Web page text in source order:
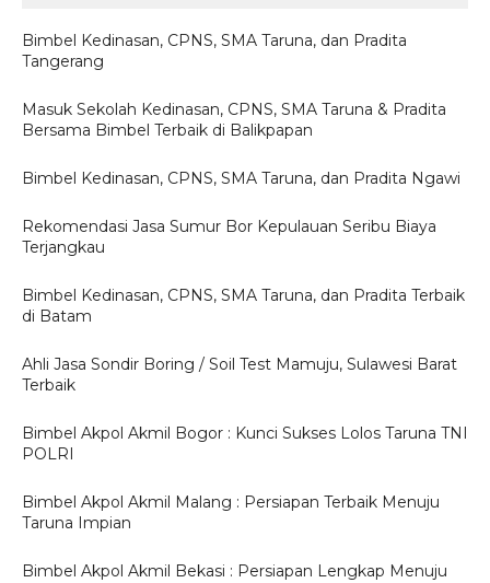
Bimbel Kedinasan, CPNS, SMA Taruna, dan Pradita
Tangerang
Masuk Sekolah Kedinasan, CPNS, SMA Taruna & Pradita
Bersama Bimbel Terbaik di Balikpapan
Bimbel Kedinasan, CPNS, SMA Taruna, dan Pradita Ngawi
Rekomendasi Jasa Sumur Bor Kepulauan Seribu Biaya
Terjangkau
Bimbel Kedinasan, CPNS, SMA Taruna, dan Pradita Terbaik
di Batam
Ahli Jasa Sondir Boring / Soil Test Mamuju, Sulawesi Barat
Terbaik
Bimbel Akpol Akmil Bogor : Kunci Sukses Lolos Taruna TNI
POLRI
Bimbel Akpol Akmil Malang : Persiapan Terbaik Menuju
Taruna Impian
Bimbel Akpol Akmil Bekasi : Persiapan Lengkap Menuju